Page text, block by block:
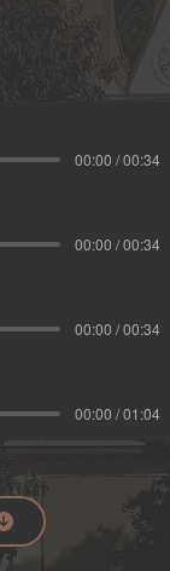
00:00 / 00:34
00:00 / 00:34
00:00 / 00:34
00:00 / 01:04